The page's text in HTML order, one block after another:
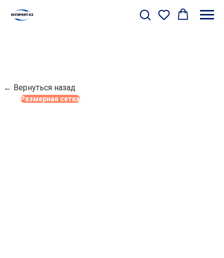
← Вернуться назад
Размерная сетка